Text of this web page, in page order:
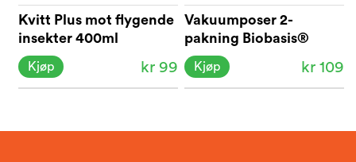
Kvitt Plus mot flygende
insekter 400ml
kr 99
Kjøp
Vakuumposer 2-
pakning Biobasis®
kr 109
Kjøp